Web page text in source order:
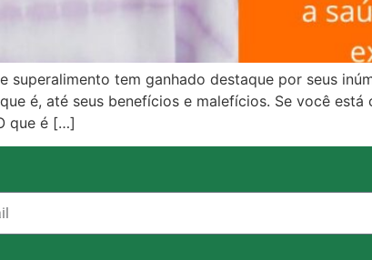
superalimento tem ganhado destaque por seus
é, até seus benefícios e malefícios. Se você
que é […]